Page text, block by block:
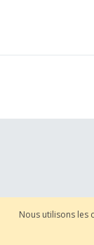
Nous utilisons les